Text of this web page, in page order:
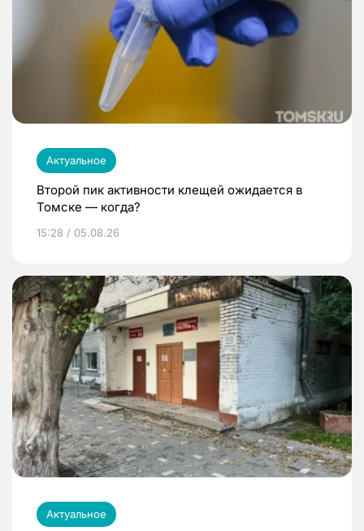
Актуальное
Второй пик активности клещей ожидается в
Томске — когда?
15:28 / 05.08.26
Актуальное